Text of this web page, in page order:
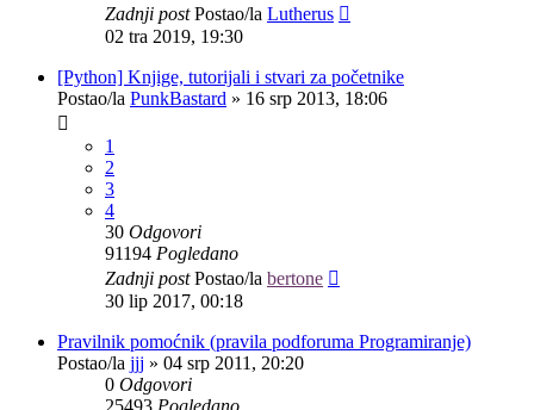
Zadnji postPostao/la Lutherus
02 tra 2019, 19:30
[Python] Knjige, tutorijali i stvari za početnike
Postao/la PunkBastard » 16 srp 2013, 18:06
1
2
3
4
30 Odgovori
91194 Pogledano
Zadnji postPostao/la bertone
30 lip 2017, 00:18
Pravilnik pomoćnik (pravila podforuma Programiranje)
Postao/la jjj » 04 srp 2011, 20:20
0 Odgovori
25493 Pogledano